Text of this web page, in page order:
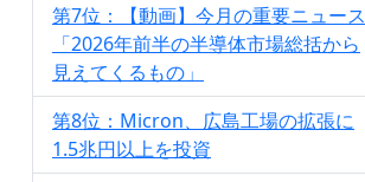
第7位：【動画】今月の重要ニュース
「2026年前半の半導体市場総括から
見えてくるもの」
第8位：Micron、広島工場の拡張に
1.5兆円以上を投資